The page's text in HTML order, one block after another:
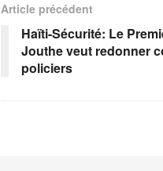
Article précédent
Haïti-Sécurité: Le
Jouthe veut redonner
policiers